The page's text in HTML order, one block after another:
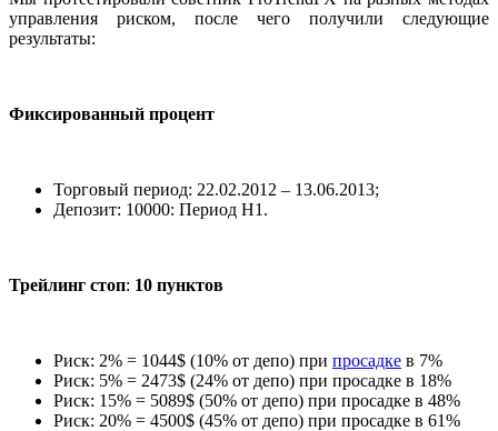
управления риском, после чего получили следующие
результаты:
Фиксированный процент
Торговый период: 22.02.2012 – 13.06.2013;
Депозит: 10000: Период H1.
Трейлинг стоп: 10 пунктов
Риск: 2% = 1044$ (10% от депо) при просадке в 7%
Риск: 5% = 2473$ (24% от депо) при просадке в 18%
Риск: 15% = 5089$ (50% от депо) при просадке в 48%
Риск: 20% = 4500$ (45% от депо) при просадке в 61%